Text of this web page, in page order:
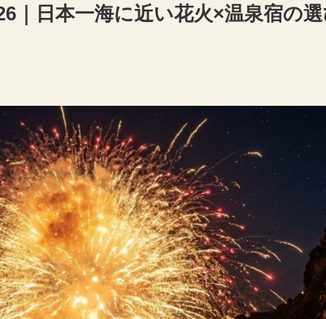
｜日本一海に近い花火×温泉宿の